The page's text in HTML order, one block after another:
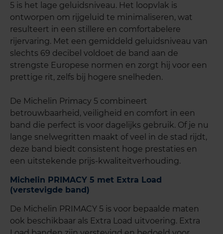
5 is het lage geluidsniveau. Het loopvlak is
ontworpen om rijgeluid te minimaliseren, wat
resulteert in een stillere en comfortabelere
rijervaring. Met een gemiddeld geluidsniveau van
slechts 69 decibel voldoet de band aan de
strengste Europese normen en zorgt hij voor een
prettige rit, zelfs bij hogere snelheden.
De Michelin Primacy 5 combineert
betrouwbaarheid, veiligheid en comfort in een
band die perfect is voor dagelijks gebruik. Of je nu
lange snelwegritten maakt of veel in de stad rijdt,
deze band biedt consistent hoge prestaties en
een uitstekende prijs-kwaliteitverhouding.
Michelin PRIMACY 5 met Extra Load
(verstevigde band)
De Michelin PRIMACY 5 is voor bepaalde maten
ook beschikbaar als Extra Load uitvoering. Extra